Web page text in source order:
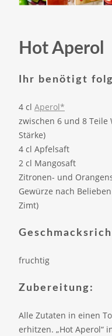
Hot Aperol
Ihr benötigt
4 cl Aperol*
zwischen 6 und 8
Stärke)
4 cl Apfelsaft
2 cl Mangosaft
Zitronen- und
Gewürze nach
Zimt)
fruchtig
Zubereitung:
Alle Zutaten in einen
erhitzen. „Hot Aperol“